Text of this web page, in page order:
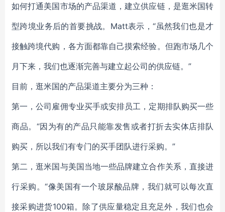
如何打通美国市场的产品渠道，建立供应链，是逛米国转
型跨境业务后的首要挑战。Matt表示，“虽然我们也是才
接触跨境代购，各方面都靠自己摸索经验。但跑市场几个
月下来，我们也逐渐完善与建立起公司的供应链。”
目前，逛米国的产品渠道主要分为三种：
第一，公司雇佣专业买手或安排员工，定期排队购买一些
商品。“因为有的产品只能靠发售或者打折去实体店排队
购买，所以我们有专门的买手团队进行采购。”
第二，逛米国与美国当地一些品牌建立合作关系，直接进
行采购。“像美国有一个玻尿酸品牌，我们就可以每次直
接采购进货100箱。除了供应量稳定且充足外，我们也会